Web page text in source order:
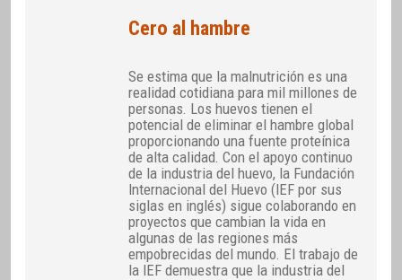
Cero al hambre
Se estima que la malnutrición es una
realidad cotidiana para mil millones de
personas. Los huevos tienen el
potencial de eliminar el hambre global
proporcionando una fuente proteínica
de alta calidad. Con el apoyo continuo
de la industria del huevo, la Fundación
Internacional del Huevo (IEF por sus
siglas en inglés) sigue colaborando en
proyectos que cambian la vida en
algunas de las regiones más
empobrecidas del mundo. El trabajo de
la IEF demuestra que la industria del